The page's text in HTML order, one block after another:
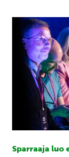
Sparraaja luo